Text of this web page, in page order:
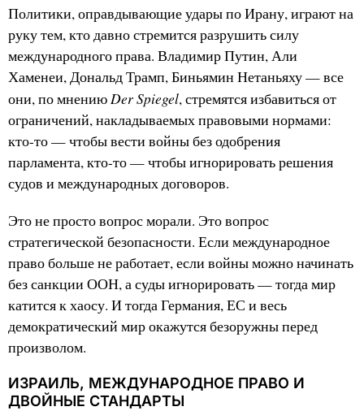
Политики, оправдывающие удары по Ирану, играют на
руку тем, кто давно стремится разрушить силу
международного права. Владимир Путин, Али
Хаменеи, Дональд Трамп, Биньямин Нетаньяху — все
они, по мнениюDer Spiegel, стремятся избавиться от
ограничений, накладываемых правовыми нормами:
кто-то — чтобы вести войны без одобрения
парламента, кто-то — чтобы игнорировать решения
судов и международных договоров.
Это не просто вопрос морали. Это вопрос
стратегической безопасности. Если международное
право больше не работает, если войны можно начинать
без санкции ООН, а суды игнорировать — тогда мир
катится к хаосу. И тогда Германия, ЕС и весь
демократический мир окажутся безоружны перед
произволом.
ИЗРАИЛЬ, МЕЖДУНАРОДНОЕ ПРАВО И
ДВОЙНЫЕ СТАНДАРТЫ